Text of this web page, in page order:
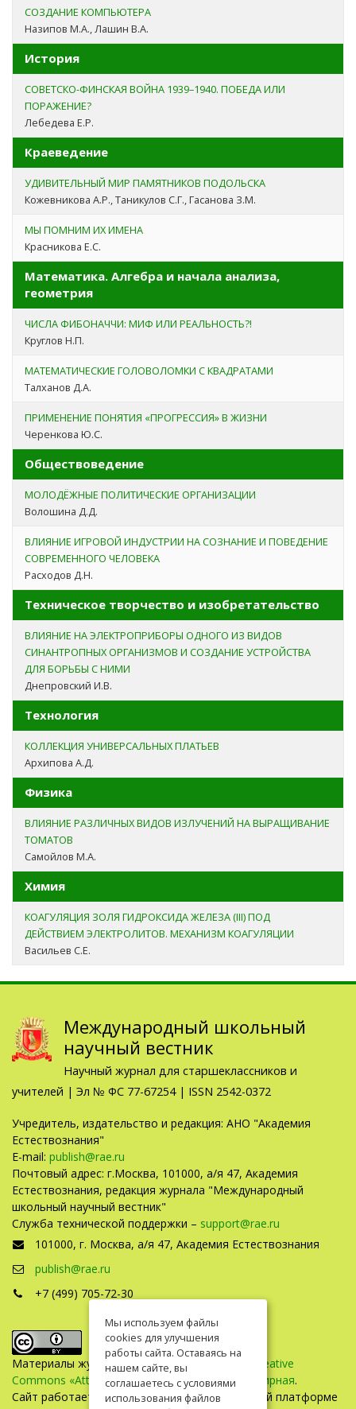
СОЗДАНИЕ КОМПЬЮТЕРА
Назипов М.А., Лашин В.А.
История
СОВЕТСКО-ФИНСКАЯ ВОЙНА 1939–1940. ПОБЕДА ИЛИ
ПОРАЖЕНИЕ?
Лебедева Е.Р.
Краеведение
УДИВИТЕЛЬНЫЙ МИР ПАМЯТНИКОВ ПОДОЛЬСКА
Кожевникова А.Р., Таникулов С.Г., Гасанова З.М.
МЫ ПОМНИМ ИХ ИМЕНА
Красникова Е.С.
Математика. Алгебра и начала анализа,
геометрия
ЧИСЛА ФИБОНАЧЧИ: МИФ ИЛИ РЕАЛЬНОСТЬ?!
Круглов Н.П.
МАТЕМАТИЧЕСКИЕ ГОЛОВОЛОМКИ С КВАДРАТАМИ
Талханов Д.А.
ПРИМЕНЕНИЕ ПОНЯТИЯ «ПРОГРЕССИЯ» В ЖИЗНИ
Черенкова Ю.С.
Обществоведение
МОЛОДЁЖНЫЕ ПОЛИТИЧЕСКИЕ ОРГАНИЗАЦИИ
Волошина Д.Д.
ВЛИЯНИЕ ИГРОВОЙ ИНДУСТРИИ НА СОЗНАНИЕ И ПОВЕДЕНИЕ
СОВРЕМЕННОГО ЧЕЛОВЕКА
Расходов Д.Н.
Техническое творчество и изобретательство
ВЛИЯНИЕ НА ЭЛЕКТРОПРИБОРЫ ОДНОГО ИЗ ВИДОВ
СИНАНТРОПНЫХ ОРГАНИЗМОВ И СОЗДАНИЕ УСТРОЙСТВА
ДЛЯ БОРЬБЫ С НИМИ
Днепровский И.В.
Технология
КОЛЛЕКЦИЯ УНИВЕРСАЛЬНЫХ ПЛАТЬЕВ
Архипова А.Д.
Физика
ВЛИЯНИЕ РАЗЛИЧНЫХ ВИДОВ ИЗЛУЧЕНИЙ НА ВЫРАЩИВАНИЕ
ТОМАТОВ
Самойлов М.А.
Химия
КОАГУЛЯЦИЯ ЗОЛЯ ГИДРОКСИДА ЖЕЛЕЗА (III) ПОД
ДЕЙСТВИЕМ ЭЛЕКТРОЛИТОВ. МЕХАНИЗМ КОАГУЛЯЦИИ
Васильев С.Е.
Международный школьный
научный вестник
Научный журнал для старшеклассников и
учителей | Эл № ФС 77-67254 | ISSN 2542-0372
Учредитель, издательство и редакция: АНО "Академия
Естествознания"
E-mail: publish@rae.ru
Почтовый адрес: г.Москва, 101000, а/я 47, Академия
Естествознания, редакция журнала "Международный
школьный научный вестник"
Служба технической поддержки – support@rae.ru
101000, г. Москва, а/я 47, Академия Естествознания
publish@rae.ru
+7 (499) 705-72-30
Материалы журнала доступны по
лицензии Creative
Commons «Attribution» («Атрибуция») 4.0 Всемирная.
Сайт работает на универсальной издательской платформе
Мы используем файлы
cookies для улучшения
работы сайта. Оставаясь на
нашем сайте, вы
соглашаетесь с условиями
использования файлов